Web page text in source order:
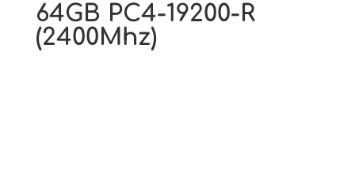
64GB PC4-19200-R
(2400Mhz)